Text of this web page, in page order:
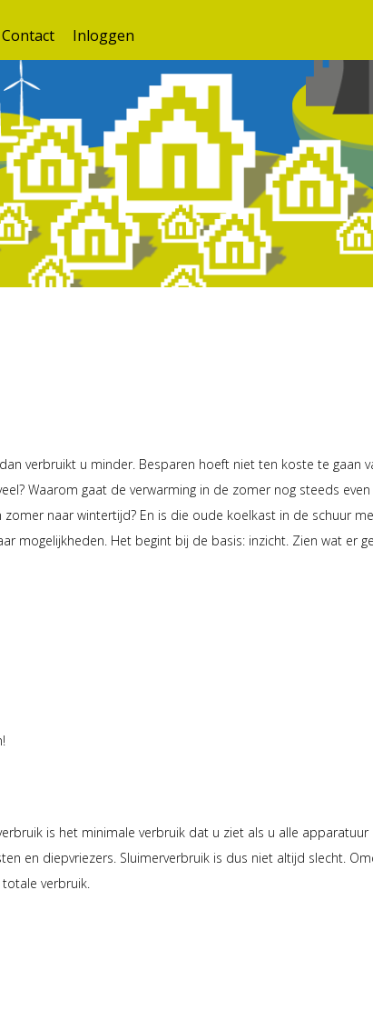
Contact Inloggen
verbruikt u minder. Besparen hoeft niet ten koste te
Waarom gaat de verwarming in de zomer nog steeds
naar wintertijd? En is die oude koelkast in de schuur
mogelijkheden. Het begint bij de basis: inzicht. Zien wat er
is het minimale verbruik dat u ziet als u alle
en diepvriezers. Sluimerverbruik is dus niet altijd slecht.
verbruik.